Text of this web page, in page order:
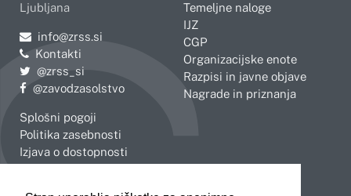
Ljubljana
Pošljite e-mail na
info@zrss.si
Kontakti
Pojdite na Twitter:
@zrss_si
Pojdite na Facebook:
@zavodzasolstvo
Splošni pogoji
Politika zasebnosti
Izjava o dostopnosti
Temeljne naloge
IJZ
CGP
Organizacijske enote
Razpisi in javne objave
Nagrade in priznanja